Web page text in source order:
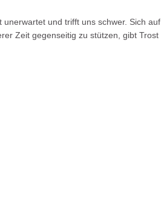
und trifft uns schwer. Sich auf
Zeit gegenseitig zu stützen, gibt Trost